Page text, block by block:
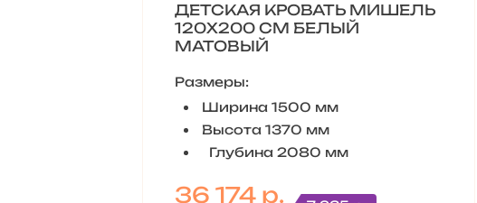
ДЕТСКАЯ КРОВАТЬ МИШЕЛЬ
120Х200 СМ БЕЛЫЙ
МАТОВЫЙ
Размеры:
Ширина 1500 мм
Высота 1370 мм
Глубина 2080 мм
36 174 р.